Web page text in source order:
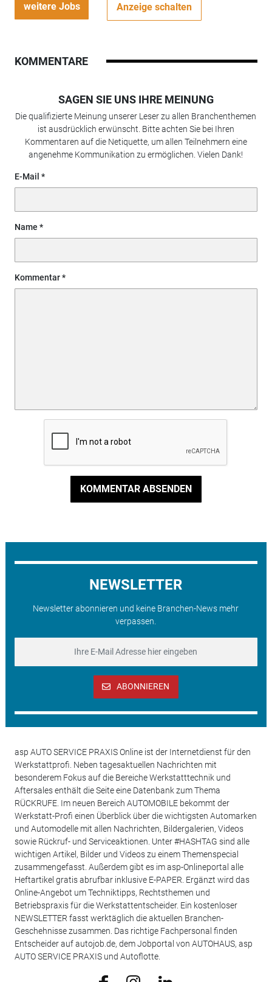
weitere Jobs Anzeige schalten
KOMMENTARE
SAGEN SIE UNS IHRE MEINUNG
Die qualifizierte Meinung unserer Leser zu allen Branchenthemen
ist ausdrücklich erwünscht. Bitte achten Sie bei Ihren
Kommentaren auf die Netiquette, um allen Teilnehmern eine
angenehme Kommunikation zu ermöglichen. Vielen Dank!
E-Mail
Name
Kommentar
KOMMENTAR ABSENDEN
NEWSLETTER
Newsletter abonnieren und keine Branchen-News mehr
verpassen.
ABONNIEREN
asp AUTO SERVICE PRAXIS Online ist der Internetdienst für den
Werkstattprofi. Neben tagesaktuellen Nachrichten mit
besonderem Fokus auf die Bereiche Werkstatttechnik und
Aftersales enthält die Seite eine Datenbank zum Thema
RÜCKRUFE. Im neuen Bereich AUTOMOBILE bekommt der
Werkstatt-Profi einen Überblick über die wichtigsten Automarken
und Automodelle mit allen Nachrichten, Bildergalerien, Videos
sowie Rückruf- und Serviceaktionen. Unter #HASHTAG sind alle
wichtigen Artikel, Bilder und Videos zu einem Themenspecial
zusammengefasst. Außerdem gibt es im asp-Onlineportal alle
Heftartikel gratis abrufbar inklusive E-PAPER. Ergänzt wird das
Online-Angebot um Techniktipps, Rechtsthemen und
Betriebspraxis für die Werkstattentscheider. Ein kostenloser
NEWSLETTER fasst werktäglich die aktuellen Branchen-
Geschehnisse zusammen. Das richtige Fachpersonal finden
Entscheider auf autojob.de, dem Jobportal von AUTOHAUS, asp
AUTO SERVICE PRAXIS und Autoflotte.